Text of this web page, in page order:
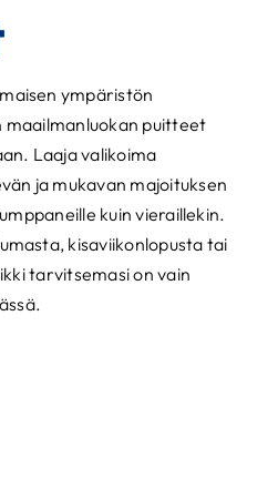
ympäristön
puitteet
Laaja valikoima
ja mukavan majoituksen
kuin vieraillekin.
kisaviikonlopusta tai
tarvitsemasi on vain